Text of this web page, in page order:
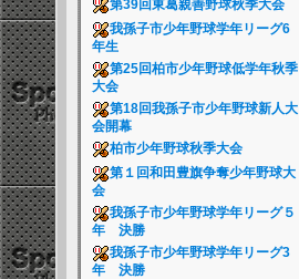
第39回東葛親善野球秋季大会
我孫子市少年野球学年リーグ6
年生
第25回柏市少年野球低学年秋季
大会
第18回我孫子市少年野球新人大
会開幕
柏市少年野球秋季大会
第１回和田豊旗争奪少年野球大
会
我孫子市少年野球学年リーグ５
年 決勝
我孫子市少年野球学年リーグ3
年 決勝